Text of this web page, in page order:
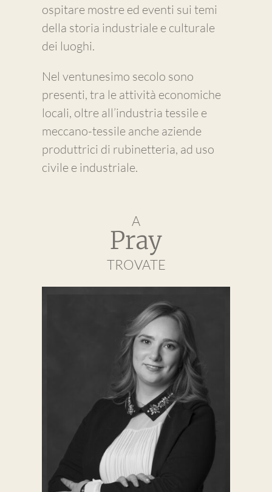
ospitare mostre ed eventi sui temi
della storia industriale e culturale
dei luoghi.
Nel ventunesimo secolo sono
presenti, tra le attività economiche
locali, oltre all’industria tessile e
meccano-tessile anche aziende
produttrici di rubinetteria, ad uso
civile e industriale.
A
Pray
TROVATE